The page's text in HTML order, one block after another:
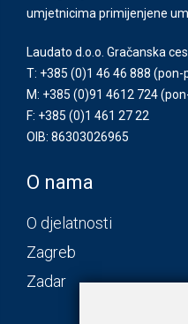
umjetnicima primijenjene
Laudato d.o.o. Gračanska
T: +385 (0)1 46 46 888 (pon-
M: +385 (0)91 4612 724
F: +385 (0)1 461 27 22
OIB: 86303026965
O nama
O djelatnosti
Zagreb
Zadar